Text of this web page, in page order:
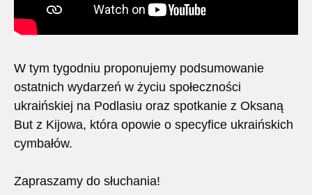
W tym tygodniu proponujemy podsumowanie
ostatnich wydarzeń w życiu społeczności
ukraińskiej na Podlasiu oraz spotkanie z Oksaną
But z Kijowa, która opowie o specyfice ukraińskich
cymbałów.
Zapraszamy do słuchania!